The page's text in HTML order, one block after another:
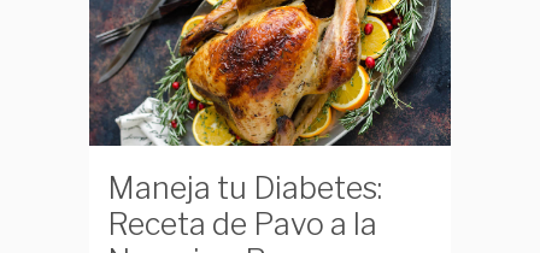
Maneja tu Diabetes:
Receta de Pavo a la